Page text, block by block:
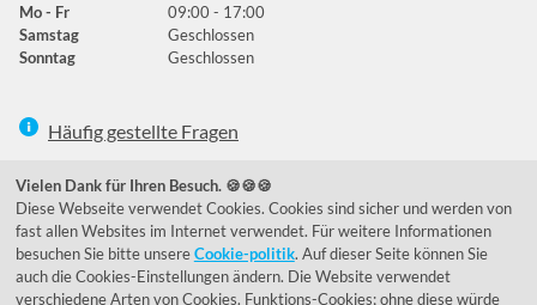
Mo - Fr
09:00 - 17:00
Samstag
Geschlossen
Sonntag
Geschlossen
Häufig gestellte Fragen
039292 - 678215
de@lumidora.com
Vielen Dank für Ihren Besuch. 🍪🍪🍪
Diese Webseite verwendet Cookies. Cookies sind sicher und werden von
fast allen Websites im Internet verwendet. Für weitere Informationen
besuchen Sie bitte unsereCookie-politik. Auf dieser Seite können Sie
auch die Cookies-Einstellungen ändern. Die Website verwendet
verschiedene Arten von Cookies. Funktions-Cookies; ohne diese würde